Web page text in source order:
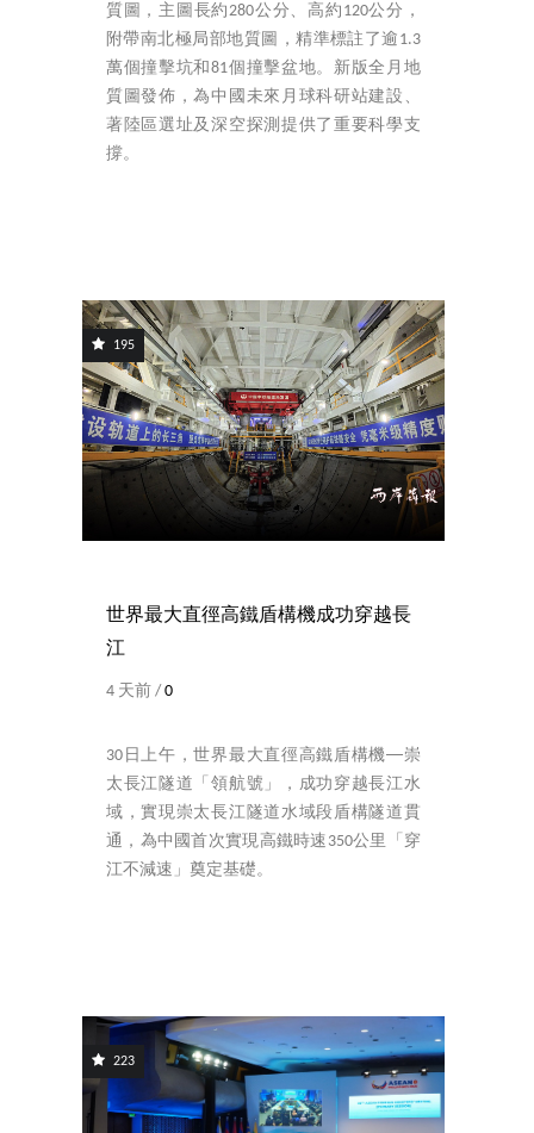
質圖，主圖長約280公分、高約120公分，
附帶南北極局部地質圖，精準標註了逾1.3
萬個撞擊坑和81個撞擊盆地。新版全月地
質圖發佈，為中國未來月球科研站建設、
著陸區選址及深空探測提供了重要科學支
撐。
195
世界最大直徑高鐵盾構機成功穿越長
江
4 天前 / 0
30日上午，世界最大直徑高鐵盾構機──崇
太長江隧道「領航號」，成功穿越長江水
域，實現崇太長江隧道水域段盾構隧道貫
通，為中國首次實現高鐵時速350公里「穿
江不減速」奠定基礎。
223